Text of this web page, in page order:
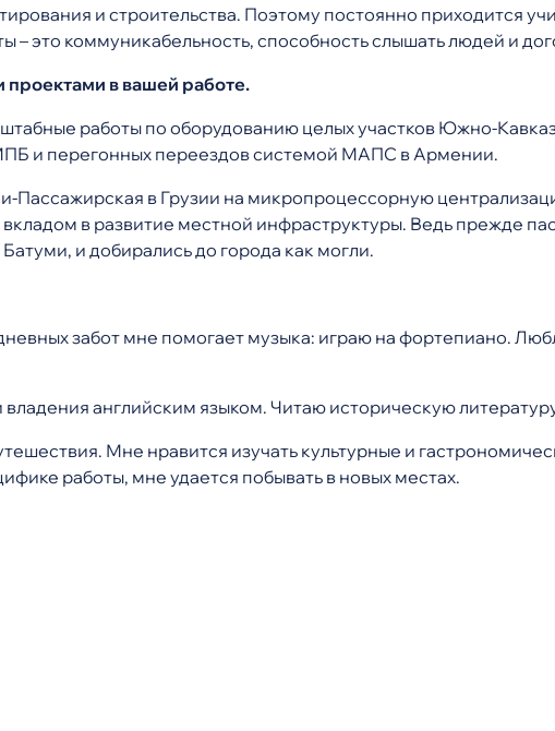
и строительства. Поэтому постоянно приходится
– это коммуникабельность, способность слышать людей и
в вашей работе.
работы по оборудованию целых участков Южно-
и перегонных переездов системой МАПС в Армении.
Пассажирская в Грузии на микропроцессорную
в развитие местной инфраструктуры. Ведь прежде
и добирались до города как могли.
забот мне помогает музыка: играю на фортепиано.
английским языком. Читаю историческую
Мне нравится изучать культурные и
работы, мне удается побывать в новых местах.